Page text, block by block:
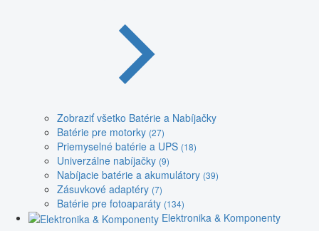
Zobraziť všetko Batérie a Nabíjačky
Batérie pre motorky (27)
Priemyselné batérie a UPS (18)
Univerzálne nabíjačky (9)
Nabíjacie batérie a akumulátory (39)
Zásuvkové adaptéry (7)
Batérie pre fotoaparáty (134)
Elektronika & Komponenty